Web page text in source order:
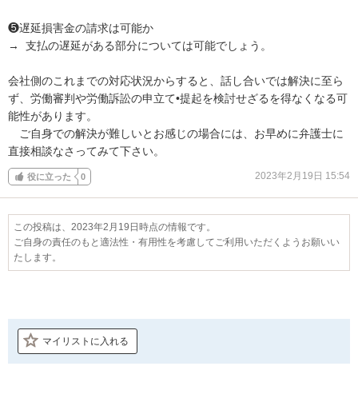
❺遅延損害金の請求は可能か
→  支払の遅延がある部分については可能でしょう。
会社側のこれまでの対応状況からすると、話し合いでは解決に至ら
ず、労働審判や労働訴訟の申立て•提起を検討せざるを得なくなる可
能性があります。
ご自身での解決が難しいとお感じの場合には、お早めに弁護士に
直接相談なさってみて下さい。
役に立った 0 2023年2月19日 15:54
この投稿は、2023年2月19日時点の情報です。
ご自身の責任のもと適法性・有用性を考慮してご利用いただくようお願いい
たします。
マイリストに入れる